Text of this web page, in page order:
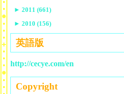
► 2011 (661)
► 2010 (156)
英語版
http://cecye.com/en
Copyright